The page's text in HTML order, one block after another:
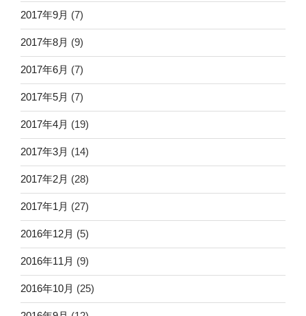
2017年9月 (7)
2017年8月 (9)
2017年6月 (7)
2017年5月 (7)
2017年4月 (19)
2017年3月 (14)
2017年2月 (28)
2017年1月 (27)
2016年12月 (5)
2016年11月 (9)
2016年10月 (25)